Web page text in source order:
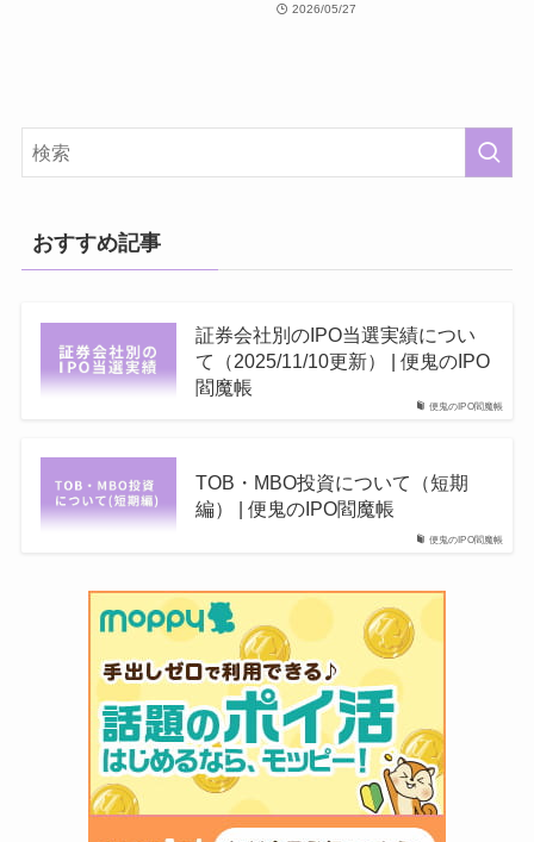
2026/05/27
おすすめ記事
便鬼のIPO閻魔帳
証券会社別のIPO当選実績につい
て（2025/11/10更新） | 便鬼のIPO
閻魔帳
便鬼のIPO閻魔帳
TOB・MBO投資について（短期
編） | 便鬼のIPO閻魔帳